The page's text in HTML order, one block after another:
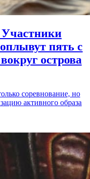
Участники
пять с
острова
соревнование, но
активного образа